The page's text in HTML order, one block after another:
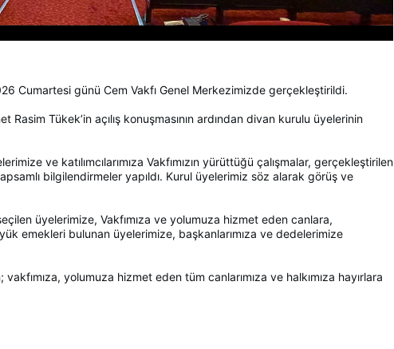
Cumartesi günü Cem Vakfı Genel Merkezimizde gerçekleştirildi.
Rasim Tükek’in açılış konuşmasının ardından divan kurulu üyelerinin
ve katılımcılarımıza Vakfımızın yürüttüğü çalışmalar, gerçekleştirilen
bilgilendirmeler yapıldı. Kurul üyelerimiz söz alarak görüş ve
üyelerimize, Vakfımıza ve yolumuza hizmet eden canlara,
emekleri bulunan üyelerimize, başkanlarımıza ve dedelerimize
yolumuza hizmet eden tüm canlarımıza ve halkımıza hayırlara